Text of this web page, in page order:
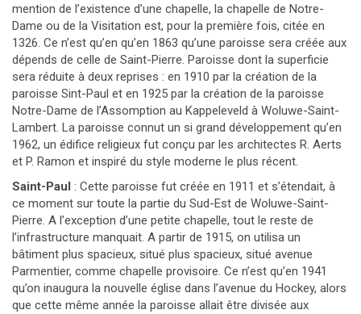
mention de l’existence d’une chapelle, la chapelle de Notre-
Dame ou de la Visitation est, pour la première fois, citée en
1326. Ce n’est qu’en qu’en 1863 qu’une paroisse sera créée aux
dépends de celle de Saint-Pierre. Paroisse dont la superficie
sera réduite à deux reprises : en 1910 par la création de la
paroisse Sint-Paul et en 1925 par la création de la paroisse
Notre-Dame de l’Assomption au Kappeleveld à Woluwe-Saint-
Lambert. La paroisse connut un si grand développement qu’en
1962, un édifice religieux fut conçu par les architectes R. Aerts
et P. Ramon et inspiré du style moderne le plus récent.
Saint-Paul : Cette paroisse fut créée en 1911 et s’étendait, à
ce moment sur toute la partie du Sud-Est de Woluwe-Saint-
Pierre. A l’exception d’une petite chapelle, tout le reste de
l’infrastructure manquait. A partir de 1915, on utilisa un
bâtiment plus spacieux, situé plus spacieux, situé avenue
Parmentier, comme chapelle provisoire. Ce n’est qu’en 1941
qu’on inaugura la nouvelle église dans l’avenue du Hockey, alors
que cette même année la paroisse allait être divisée aux